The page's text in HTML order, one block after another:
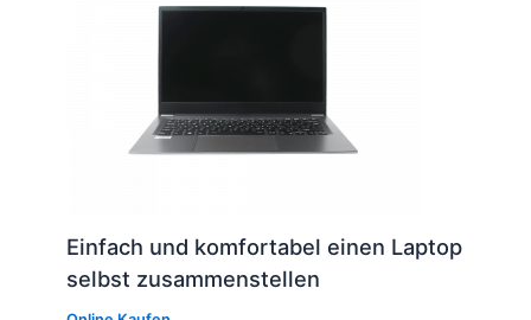
Einfach und komfortabel einen Laptop
selbst zusammenstellen